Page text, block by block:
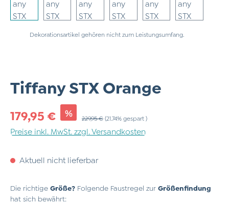
Dekorationsartikel gehören nicht zum Leistungsumfang.
Tiffany STX Orange
Verkaufspreis:
179,95 € % Regulärer Preis:
229,95 € (21.74% gespart )
Preise inkl. MwSt. zzgl. Versandkosten
Aktuell nicht lieferbar
Die richtige Größe? Folgende Faustregel zur Größenfindung
hat sich bewährt: